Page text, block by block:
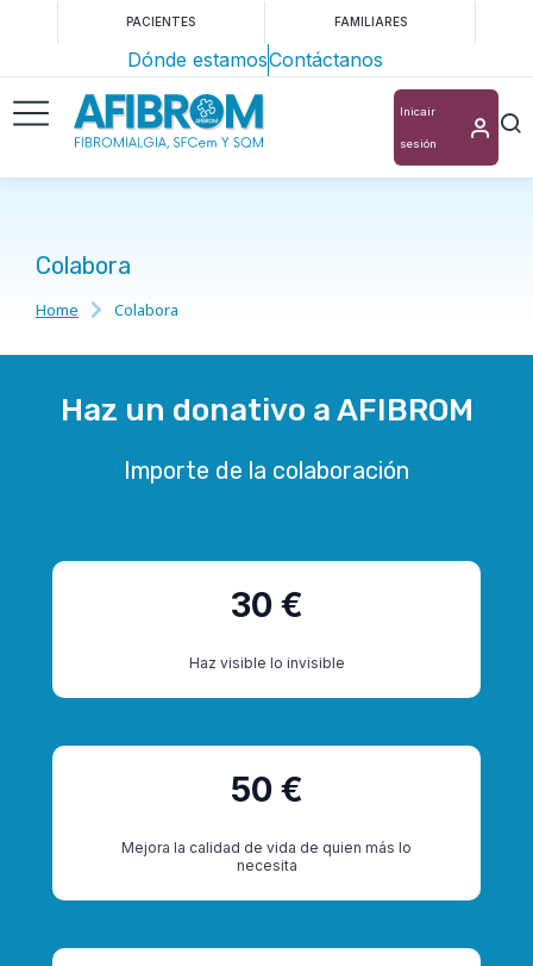
PACIENTES FAMILIARES
Dónde estamosContáctanos
Inicair
sesión
Colabora
You are here:
Home Colabora
Haz un donativo a AFIBROM
Importe de la colaboración
30 €
Haz visible lo invisible
50 €
Mejora la calidad de vida de quien más lo
necesita